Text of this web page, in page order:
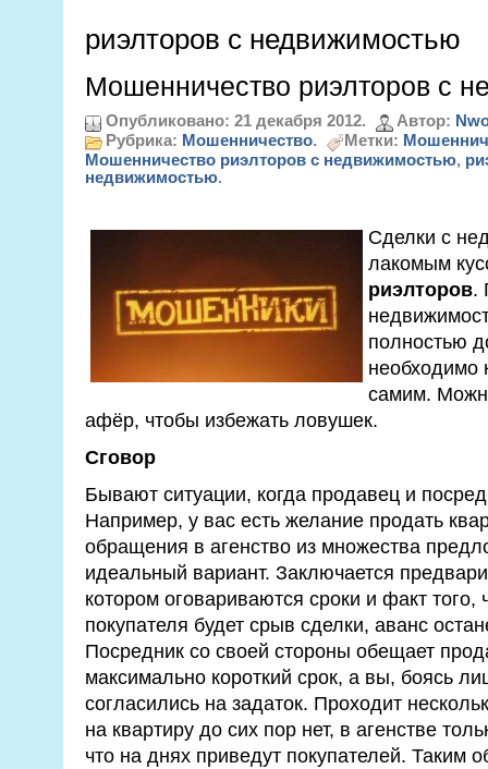
риэлторов с недвижимостью
Мошенничество риэлторов с
Опубликовано: 21 декабря 2012. Автор:
Рубрика: Мошенничество. Метки:
Мошенничество риэлторов с недвижимостью,
недвижимостью.
Сделки с
лакомым
риэлторов.
полностью
необходимо
самим.
афёр, чтобы избежать ловушек.
Сговор
Бывают ситуации, когда продавец и
Например, у вас есть желание продать
обращения в агенство из множества
идеальный вариант. Заключается
котором оговариваются сроки и факт
покупателя будет срыв сделки, аванс
Посредник со своей стороны обещает
максимально короткий срок, а вы, боясь
согласились на задаток. Проходит
на квартиру до сих пор нет, в агенстве
что на днях приведут покупателей. Таким